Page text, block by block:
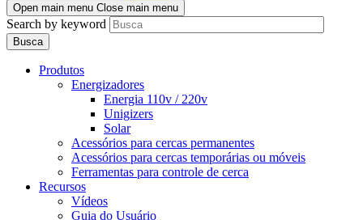
Open main menu Close main menu
Search by keyword
Produtos
Energizadores
Energia 110v / 220v
Unigizers
Solar
Acessórios para cercas permanentes
Acessórios para cercas temporárias ou móveis
Ferramentas para controle de cerca
Recursos
Vídeos
Guia do Usuário